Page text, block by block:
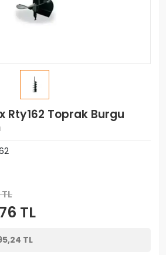
Rty162 Toprak Burgu
TL
TL